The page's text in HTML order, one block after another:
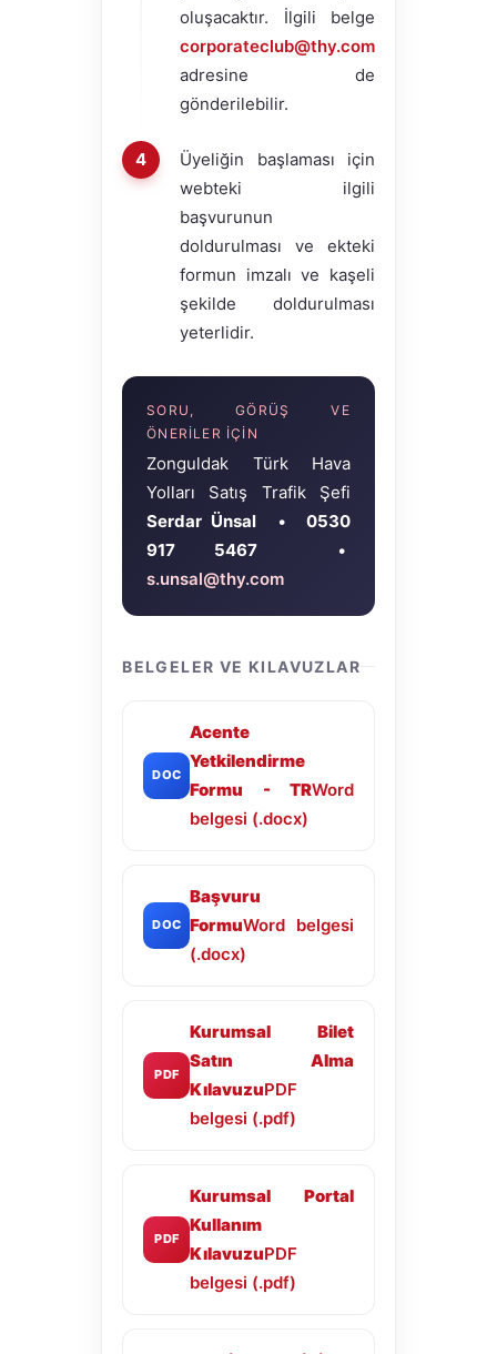
oluşacaktır. İlgili belge
corporateclub@thy.com
adresine de
gönderilebilir.
Üyeliğin başlaması için
webteki ilgili
başvurunun
doldurulması ve ekteki
formun imzalı ve kaşeli
şekilde doldurulması
yeterlidir.
SORU, GÖRÜŞ VE
ÖNERILER IÇIN
Zonguldak Türk Hava
Yolları Satış Trafik Şefi
Serdar Ünsal • 0530
917 5467 •
s.unsal@thy.com
BELGELER VE KILAVUZLAR
DOC
Acente
Yetkilendirme
Formu - TRWord
belgesi (.docx)
DOC
Başvuru
FormuWord belgesi
(.docx)
PDF
Kurumsal Bilet
Satın Alma
KılavuzuPDF
belgesi (.pdf)
PDF
Kurumsal Portal
Kullanım
KılavuzuPDF
belgesi (.pdf)